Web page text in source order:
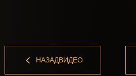
НАЗАДВИДЕО